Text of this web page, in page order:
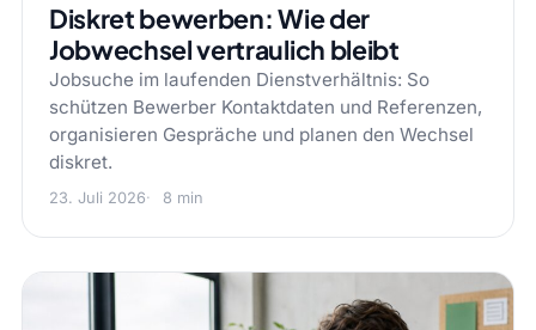
Diskret bewerben: Wie der
Jobwechsel vertraulich bleibt
Jobsuche im laufenden Dienstverhältnis: So
schützen Bewerber Kontaktdaten und Referenzen,
organisieren Gespräche und planen den Wechsel
diskret.
23. Juli 2026 8 min